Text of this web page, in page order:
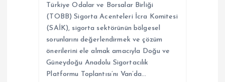
Türkiye Odalar ve Borsalar Birliği
(TOBB) Sigorta Acenteleri İcra Komitesi
(SAİK), sigorta sektörünün bölgesel
sorunlarını değerlendirmek ve çözüm
önerilerini ele almak amacıyla Doğu ve
Güneydoğu Anadolu Sigortacılık
Platformu Toplantısı’nı Van’da…